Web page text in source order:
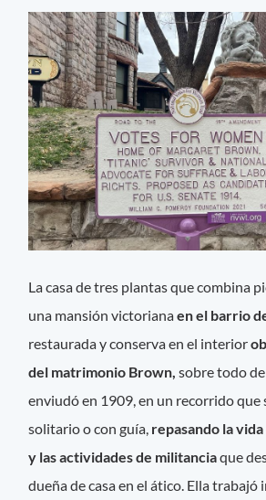
La casa de tres plantas que combina
una mansión victorianaen el barrio
restaurada y conserva en el interior
del matrimonio Brown,sobre todo
enviudó en 1909, en un recorrido que
solitario o con guía, repasando la
y las actividades de militanciaque
dueña de casa en el ático. Ella trabajó